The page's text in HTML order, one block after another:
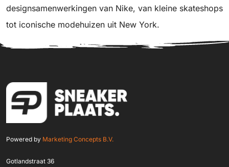
designsamenwerkingen van Nike, van kleine skateshops
tot iconische modehuizen uit New York.
Powered by Marketing Concepts B.V.
Gotlandstraat 36